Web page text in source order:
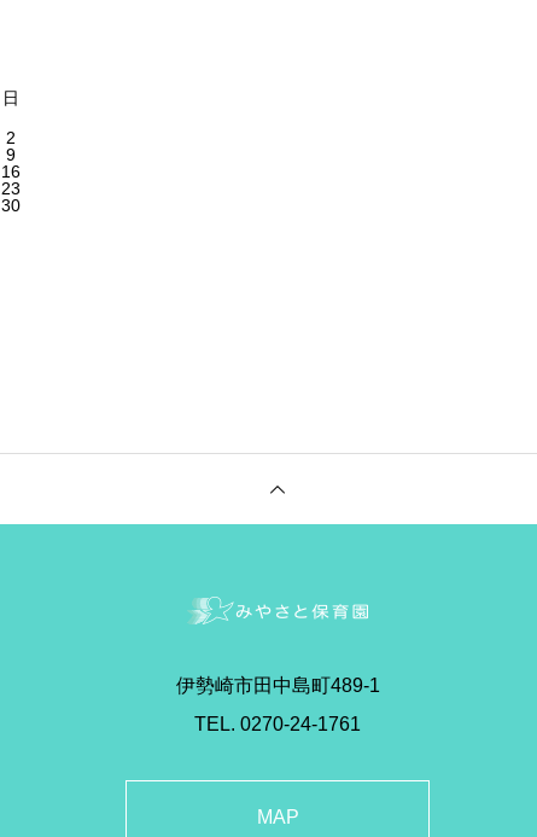
日
2
9
16
23
30
伊勢崎市田中島町489-1
TEL. 0270-24-1761
MAP